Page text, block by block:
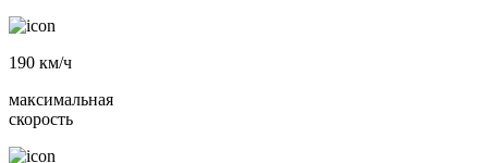
190 км/ч
максимальная
скорость